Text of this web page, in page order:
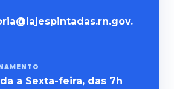
a Sexta-feira, das 7h